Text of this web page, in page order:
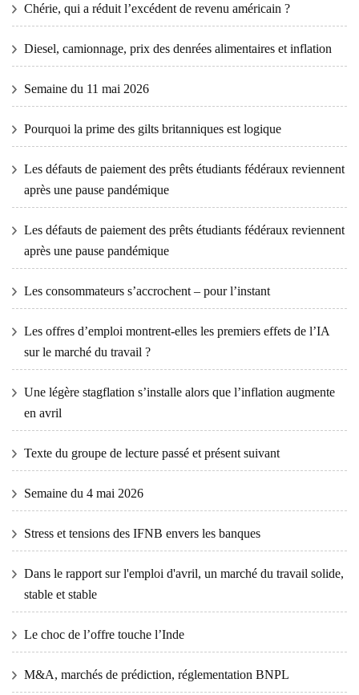
Chérie, qui a réduit l’excédent de revenu américain ?
Diesel, camionnage, prix des denrées alimentaires et inflation
Semaine du 11 mai 2026
Pourquoi la prime des gilts britanniques est logique
Les défauts de paiement des prêts étudiants fédéraux reviennent
après une pause pandémique
Les défauts de paiement des prêts étudiants fédéraux reviennent
après une pause pandémique
Les consommateurs s’accrochent – ​​pour l’instant
Les offres d’emploi montrent-elles les premiers effets de l’IA
sur le marché du travail ?
Une légère stagflation s’installe alors que l’inflation augmente
en avril
Texte du groupe de lecture passé et présent suivant
Semaine du 4 mai 2026
Stress et tensions des IFNB envers les banques
Dans le rapport sur l'emploi d'avril, un marché du travail solide,
stable et stable
Le choc de l’offre touche l’Inde
M&A, marchés de prédiction, réglementation BNPL